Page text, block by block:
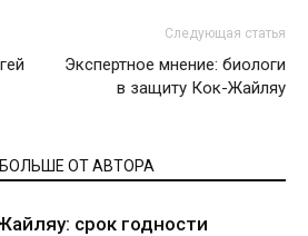
Следующая статья
Экспертное мнение: биологи
в защиту Кок-Жайляу
БОЛЬШЕ ОТ АВТОРА
срок годности